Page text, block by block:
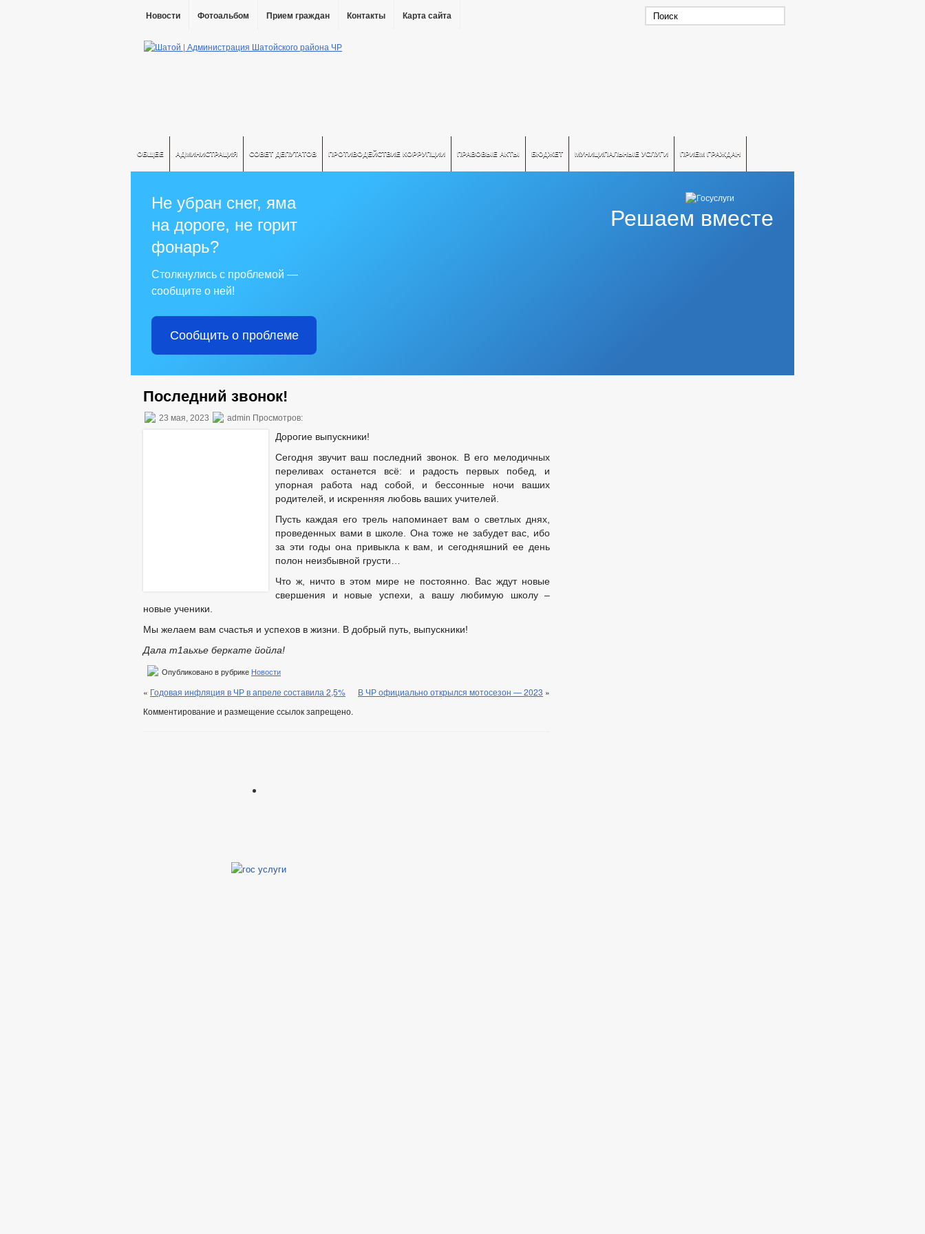
Новости Фотоальбом Прием граждан Контакты Карта сайта
ОБЩЕЕ АДМИНИСТРАЦИЯ СОВЕТ ДЕПУТАТОВ ПРОТИВОДЕЙСТВИЕ КОРРУПЦИИ ПРАВОВЫЕ АКТЫ БЮДЖЕТ МУНИЦИПАЛЬНЫЕ УСЛУГИ ПРИЕМ ГРАЖДАН
Решаем вместе
Не убран снег, яма
на дороге, не горит
фонарь?
Столкнулись с проблемой —
сообщите о ней!
Сообщить о проблеме
Последний звонок!
23 мая, 2023 admin Просмотров:
Дорогие выпускники!
Сегодня звучит ваш последний звонок. В его мелодичных
переливах останется всё: и радость первых побед, и
упорная работа над собой, и бессонные ночи ваших
родителей, и искренняя любовь ваших учителей.
Пусть каждая его трель напоминает вам о светлых днях,
проведенных вами в школе. Она тоже не забудет вас, ибо
за эти годы она привыкла к вам, и сегодняшний ее день
полон неизбывной грусти…
Что ж, ничто в этом мире не постоянно. Вас ждут новые
свершения и новые успехи, а вашу любимую школу –
новые ученики.
Мы желаем вам счастья и успехов в жизни. В добрый путь, выпускники!
Дала т1аьхье беркате йойла!
Опубликовано в рубрике Новости
« Годовая инфляция в ЧР в апреле составила 2,5% В ЧР официально открылся мотосезон — 2023 »
Комментирование и размещение ссылок запрещено.